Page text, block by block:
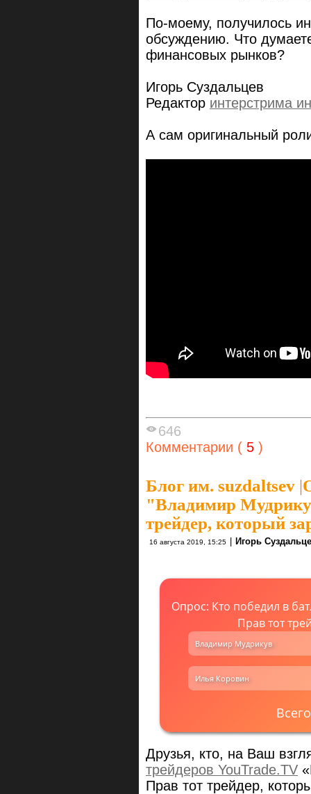
По-моему, получилось
обсуждению. Что
финансовых рынков?
Игорь Суздальцев
Редактор интерстрима
А сам оригинальный
646
Комментарии ( 5 )
Блог им. suzdaltsev |
"Владимир
трейдер, который
16 августа 2019, 15:25 | Игорь
Опрос: Кто победил в
Прав тот
Владимир Мудрикув
Илья Коровин
Друзья, кто, на Ваш
трейдеров YouTrade.TV
Прав тот трейдер,